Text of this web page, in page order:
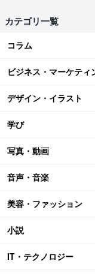
カテゴリ一覧
コラム
ビジネス・マーケティ
デザイン・イラスト
学び
写真・動画
音声・音楽
美容・ファッション
小説
IT・テクノロジー